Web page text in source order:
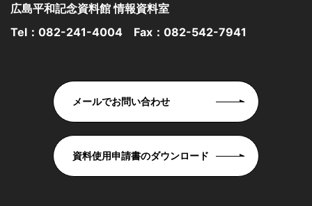
広島平和記念資料館 情報資料室
Tel： 082-241-4004 Fax：082-542-7941
メールでお問い合わせ
資料使用申請書のダウンロード